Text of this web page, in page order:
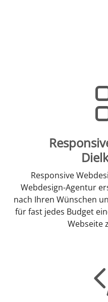
Responsive
Webdesign-Agentur
nach Ihren Wünschen
für fast jedes Budget
Webseite